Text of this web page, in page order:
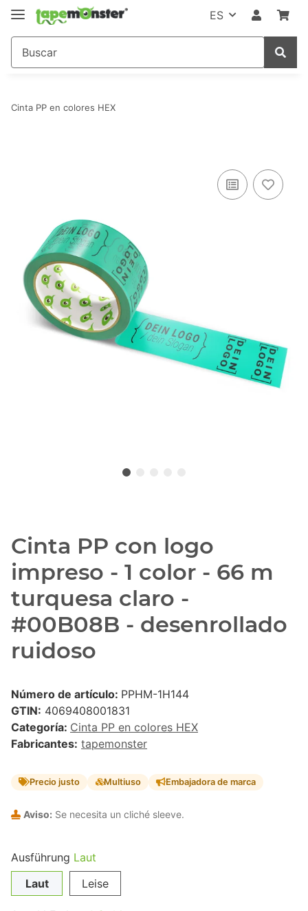
ES
Cinta PP en colores HEX
Cinta PP con logo
impreso - 1 color - 66 m
turquesa claro -
#00B08B - desenrollado
ruidoso
Número de artículo: PPHM-1H144
GTIN: 4069408001831
Categoría: Cinta PP en colores HEX
Fabricantes: tapemonster
Precio justo Multiuso Embajadora de marca
Aviso: Se necesita un cliché sleeve.
Ausführung Laut
Laut
Leise